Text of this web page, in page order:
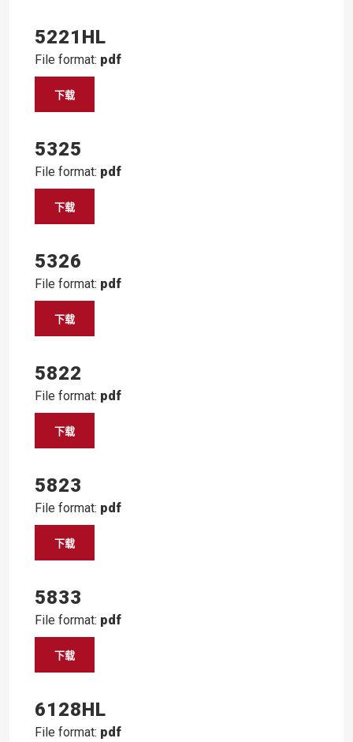
5221HL
File format: pdf
下载
5325
File format: pdf
下载
5326
File format: pdf
下载
5822
File format: pdf
下载
5823
File format: pdf
下载
5833
File format: pdf
下载
6128HL
File format: pdf